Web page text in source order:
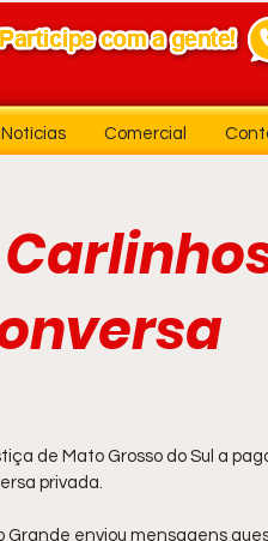
Notícias Comercial
de Mato Grosso do Sul a
privada.
Grande enviou mensagens